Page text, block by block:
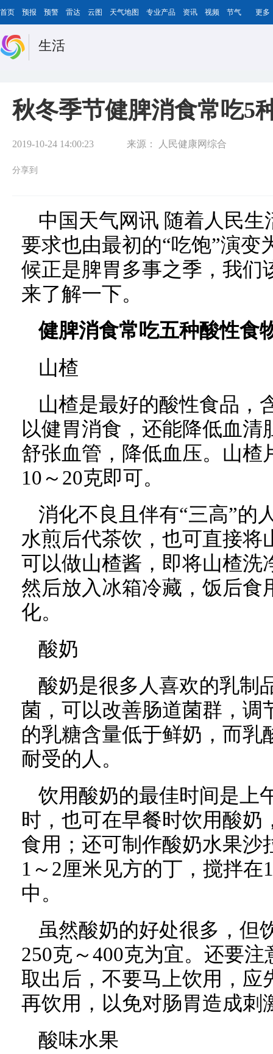
首页 预报 预警 雷达 云图 天气地图 专业产品 资讯 视频 节气 更多
生活
秋冬季节健脾消食常吃5
2019-10-24 14:00:23 来源： 人民健康网综合
分享到
中国天气网讯 随着人民
要求也由最初的“吃饱”演变
候正是脾胃多事之季，我们
来了解一下。
健脾消食常吃五种酸性食
山楂
山楂是最好的酸性食品，
以健胃消食，还能降低血
舒张血管，降低血压。山楂
10～20克即可。
消化不良且伴有“三高”的
水煎后代茶饮，也可直接将
可以做山楂酱，即将山楂洗
然后放入冰箱冷藏，饭后食
化。
酸奶
酸奶是很多人喜欢的乳制
菌，可以改善肠道菌群，调
的乳糖含量低于鲜奶，而乳
耐受的人。
饮用酸奶的最佳时间是上
时，也可在早餐时饮用酸奶
食用；还可制作酸奶水果沙
1～2厘米见方的丁，搅拌在
中。
虽然酸奶的好处很多，但
250克～400克为宜。还要
取出后，不要马上饮用，应
再饮用，以免对肠胃造成刺
酸味水果